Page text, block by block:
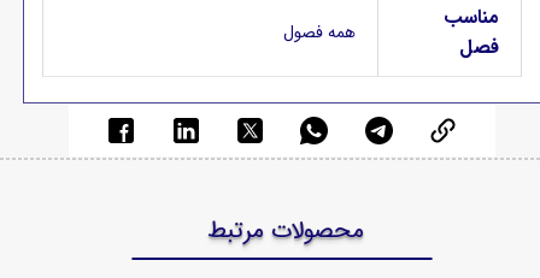
مناسب
فصل
همه فصول
محصولات مرتبط